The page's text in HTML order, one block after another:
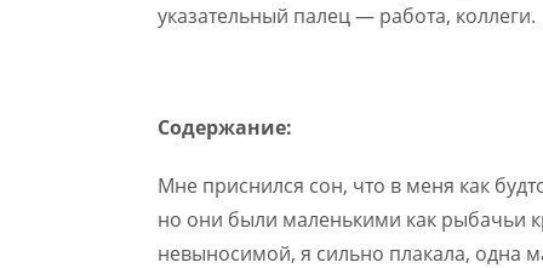
указательный палец — работа, коллеги.
Содержание:
Мне приснился сон, что в меня как
но они были маленькими как рыбачьи
невыносимой, я сильно плакала, одна